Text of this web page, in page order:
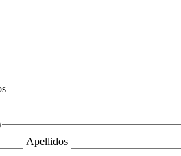
Apellidos